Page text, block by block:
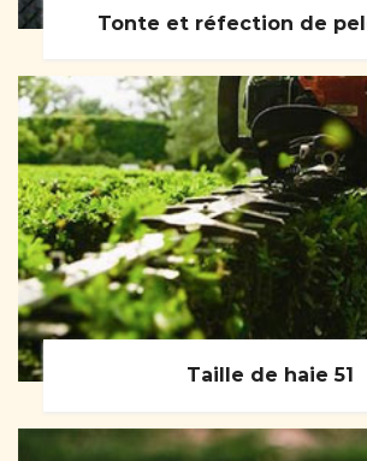
Tonte et réfection de
Taille de haie 51